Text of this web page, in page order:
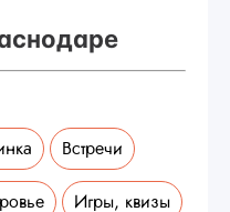
Встречи
Игры, квизы